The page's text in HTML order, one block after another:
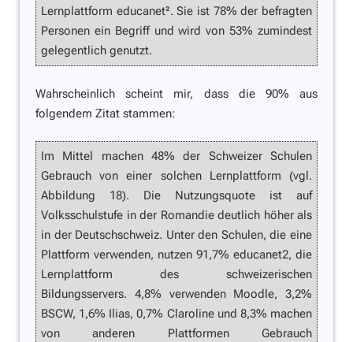
Lernplattform educanet². Sie ist 78% der befragten
Personen ein Begriff und wird von 53% zumindest
gelegentlich genutzt.
Wahrscheinlich scheint mir, dass die 90% aus
folgendem Zitat stammen:
Im Mittel machen 48% der Schweizer Schulen
Gebrauch von einer solchen Lernplattform (vgl.
Abbildung 18). Die Nutzungsquote ist auf
Volksschulstufe in der Romandie deutlich höher als
in der Deutschschweiz. Unter den Schulen, die eine
Plattform verwenden, nutzen 91,7% educanet2, die
Lernplattform des schweizerischen
Bildungsservers. 4,8% verwenden Moodle, 3,2%
BSCW, 1,6% Ilias, 0,7% Claroline und 8,3% machen
von anderen Plattformen Gebrauch